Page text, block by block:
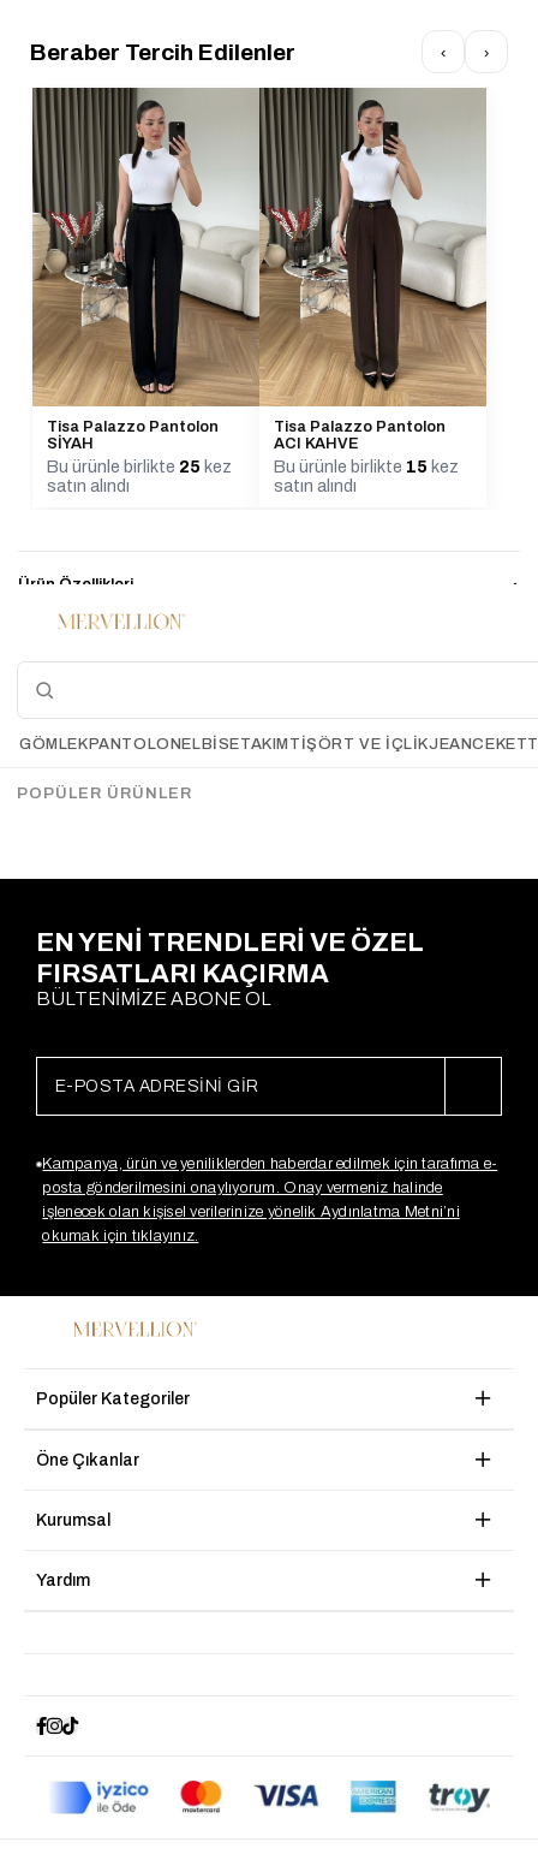
Beraber Tercih Edilenler ‹ ›
Tisa Palazzo Pantolon
SİYAH
Bu ürünle birlikte 25 kez
satın alındı
Tisa Palazzo Pantolon
ACI KAHVE
Bu ürünle birlikte 15 kez
satın alındı
Ürün Özellikleri
Ürün boy 190cm En 49cm
Manken boy 167cm
Manken kilo 49-50kg
El İle Ölçümlerde 2-3 Cm Farklılık Gösterebilir.
EN YENİ TRENDLERİ VE ÖZEL
FIRSATLARI KAÇIRMA
BÜLTENİMİZE ABONE OL
Kampanya, ürün ve yeniliklerden haberdar edilmek için tarafıma e-
posta gönderilmesini onaylıyorum. Onay vermeniz halinde
işlenecek olan kişisel verilerinize yönelik Aydınlatma Metni’ni
okumak için tıklayınız.
Popüler Kategoriler
Öne Çıkanlar
Kurumsal
Yardım
GÖMLEK PANTOLON ELBİSETAKIM TIŞÖRT VE İÇLIKJEANCEKET
POPÜLER ÜRÜNLER